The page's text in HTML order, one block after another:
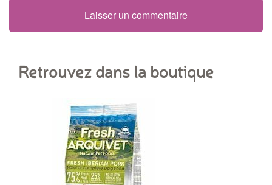
Laisser un commentaire
Retrouvez dans la boutique